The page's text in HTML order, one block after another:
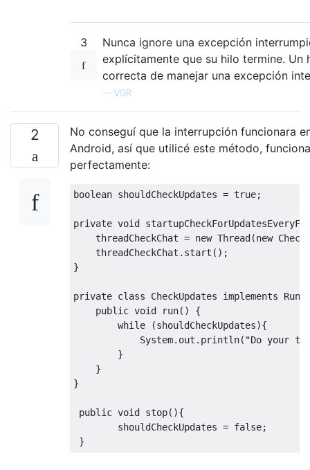
3
Nunca ignore una excepción
explícitamente que su hilo termine.
correcta de manejar una excepción
— VGR
2
No conseguí que la interrupción funcionara
Android, así que utilicé este método, funciona
perfectamente:
boolean shouldCheckUpdates = true;
private void
    threadCheckChat
= new Thread(new
    threadCheckChat
. start ();
}
private class CheckUpdates implements
public void run()
{
while
(shouldCheckUpdates){
System. out . println( "Do your
}
}
}
public void stop(){
        shouldCheckUpdates
= false;
}